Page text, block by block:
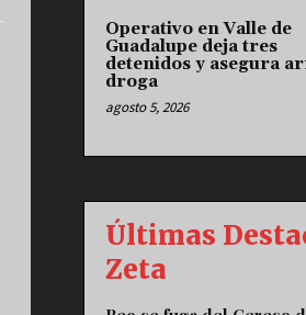
Operativo en Valle de
Guadalupe deja tres
detenidos y asegura
droga
agosto 5, 2026
Últimas
Zeta